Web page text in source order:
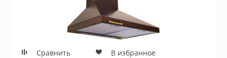
Сравнить В избранное